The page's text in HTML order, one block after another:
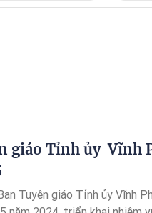
giáo Tỉnh ủy Vĩnh
Tuyên giáo Tỉnh ủy Vĩnh